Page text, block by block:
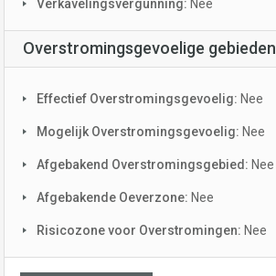
Verkavelingsvergunning: Nee
Overstromingsgevoelige gebieden
Effectief Overstromingsgevoelig: Nee
Mogelijk Overstromingsgevoelig: Nee
Afgebakend Overstromingsgebied: Nee
Afgebakende Oeverzone: Nee
Risicozone voor Overstromingen: Nee